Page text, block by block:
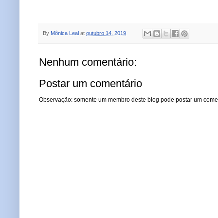
By Mônica Leal at outubro 14, 2019
Nenhum comentário:
Postar um comentário
Observação: somente um membro deste blog pode postar um